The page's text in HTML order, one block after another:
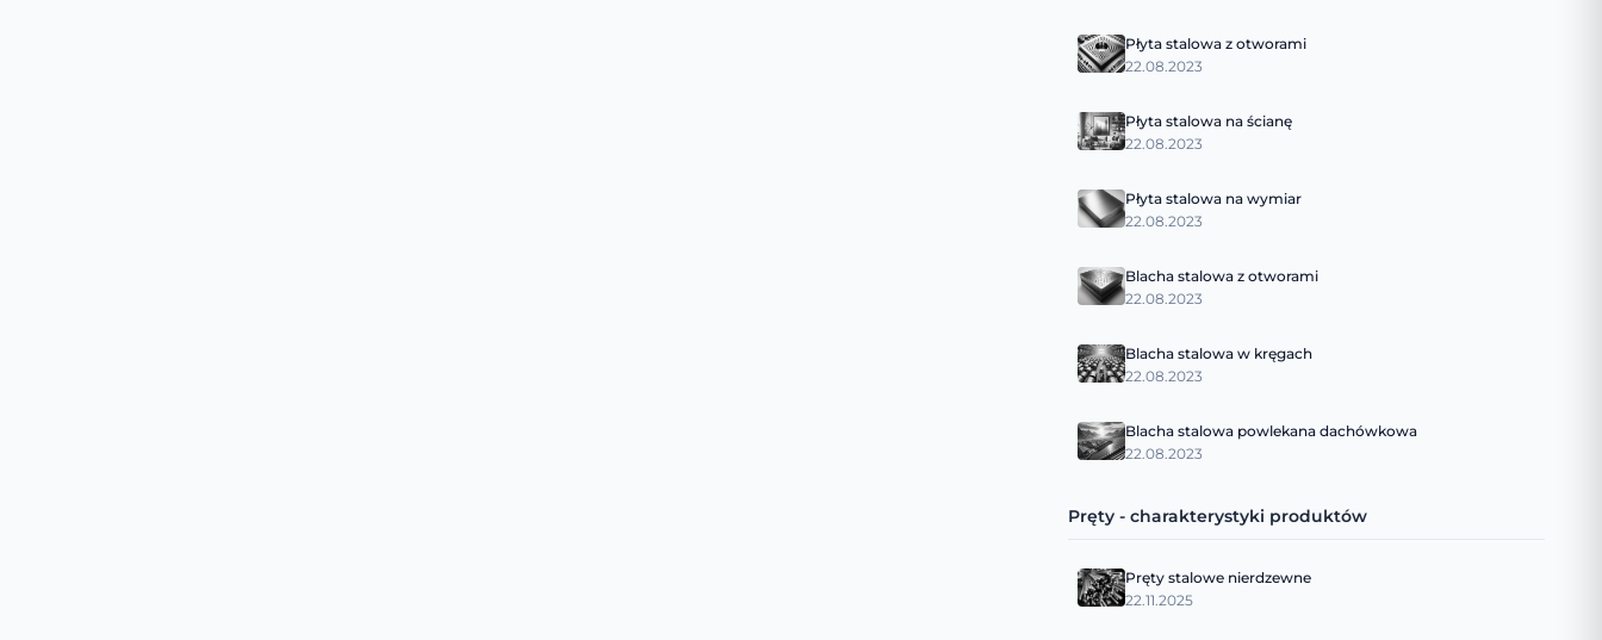
Płyta stalowa z otworami
22.08.2023
Płyta stalowa na ścianę
22.08.2023
Płyta stalowa na wymiar
22.08.2023
Blacha stalowa z otworami
22.08.2023
Blacha stalowa w kręgach
22.08.2023
Blacha stalowa powlekana dachówkowa
22.08.2023
Pręty - charakterystyki produktów
Pręty stalowe nierdzewne
22.11.2025